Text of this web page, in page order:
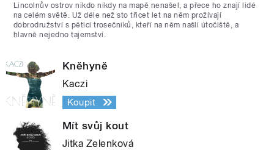
Lincolnův ostrov nikdo nikdy na mapě nenašel, a přece ho znají lidé
na celém světě. Už déle než sto třicet let na něm prožívají
dobrodružství s pěticí trosečníků, kteří na něm našli útočiště, a
hlavně nejedno tajemství.
Kněhyně
Kaczi
Koupit
Mít svůj kout
Jitka Zelenková